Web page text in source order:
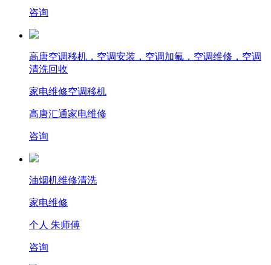
咨询
高唐空调移机，空调安装，空调加氟，空调维修，空调
清洗回收
家电维修空调移机
高唐汇通家电维修
咨询
油烟机维修清洗
家电维修
个人 朱师傅
咨询